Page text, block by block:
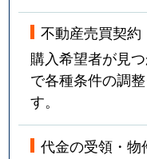
不動産売買契約
購入希望者が見
で各種条件の調
す。
代金の受領・物